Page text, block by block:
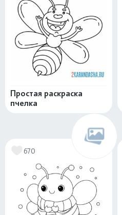
Простая раскраска
пчелка
670